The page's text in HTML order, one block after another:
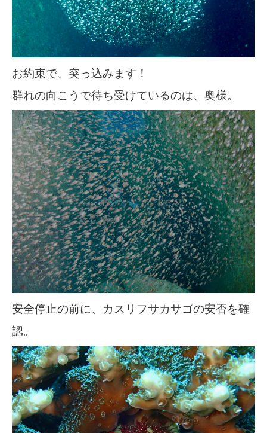
お約束で、突っ込みます！
群れの向こうで待ち受けているのは、奥様。
安全停止の前に、カスリフサカサゴの安否を確
認。